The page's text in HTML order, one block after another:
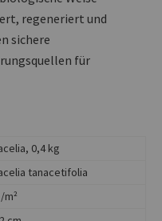
regeneriert und
sichere
für
0,4 kg
tanacetifolia
m²